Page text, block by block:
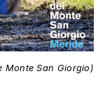
Monte San Giorgio)